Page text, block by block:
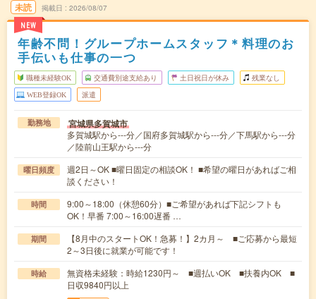
未読
NEW
掲載日 2026/08/07
年齢不問！グループホームスタッフ＊料理のお
手伝いも仕事の一つ
職種未経験OK 交通費別途支給あり 土日祝日が休み 残業なし
WEB登録OK 派遣
勤務地 宮城県多賀城市
多賀城駅から---分／国府多賀城駅から---分／下馬駅から---分
／陸前山王駅から---分
曜日頻度
週2日～OK ■曜日固定の相談OK！ ■希望の曜日があればご相
談ください！
時間
9:00～18:00（休憩60分）■ご希望があれば下記シフトも
OK！早番 7:00～16:00遅番 …
期間
【8月中のスタートOK！急募！】2カ月～ ■ご応募から最短
2～3日後に就業が可能です！
時給
無資格未経験：時給1230円～ ■週払いOK ■扶養内OK ■
日収9840円以上